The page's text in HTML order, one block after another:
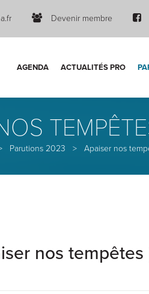
Devenir membre
AGENDA ACTUALITÉS PRO
Parutions 2023 > Apaiser nos
nos tempêtes